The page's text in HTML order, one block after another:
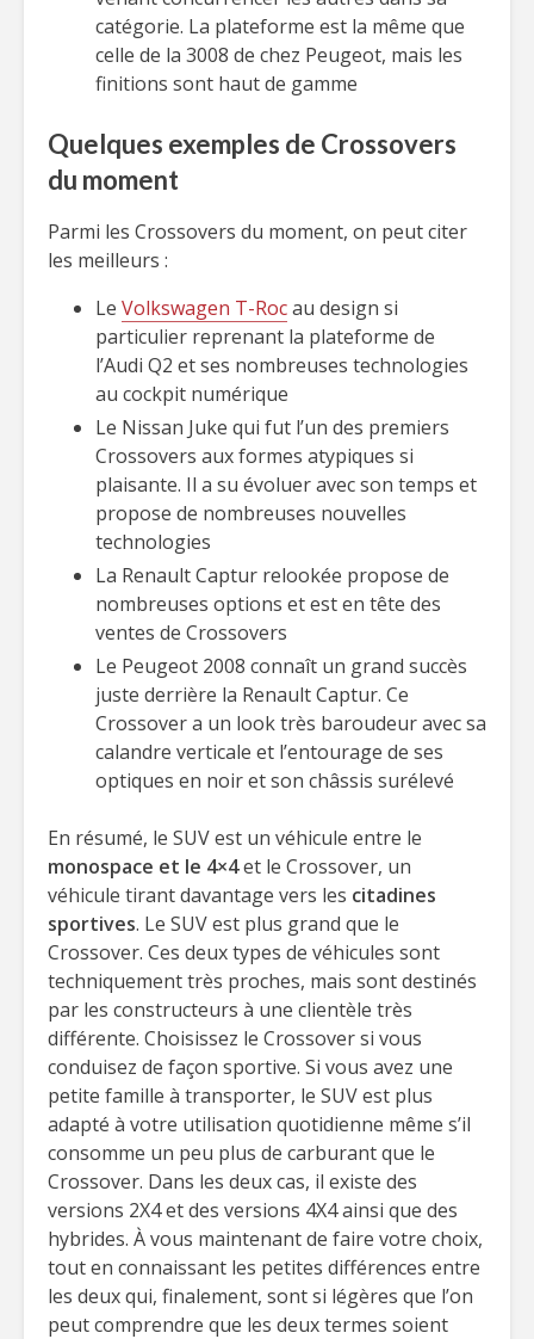
catégorie. La plateforme est la même que
celle de la 3008 de chez Peugeot, mais les
finitions sont haut de gamme
Quelques exemples de Crossovers
du moment
Parmi les Crossovers du moment, on peut citer
les meilleurs :
Le Volkswagen T-Rocau design si
particulier reprenant la plateforme de
l’Audi Q2 et ses nombreuses technologies
au cockpit numérique
Le Nissan Juke qui fut l’un des premiers
Crossovers aux formes atypiques si
plaisante. Il a su évoluer avec son temps et
propose de nombreuses nouvelles
technologies
La Renault Captur relookée propose de
nombreuses options et est en tête des
ventes de Crossovers
Le Peugeot 2008 connaît un grand succès
juste derrière la Renault Captur. Ce
Crossover a un look très baroudeur avec sa
calandre verticale et l’entourage de ses
optiques en noir et son châssis surélevé
En résumé, le SUV est un véhicule entre le
monospace et le 4×4et le Crossover, un
véhicule tirant davantage vers les citadines
sportives. Le SUV est plus grand que le
Crossover. Ces deux types de véhicules sont
techniquement très proches, mais sont destinés
par les constructeurs à une clientèle très
différente. Choisissez le Crossover si vous
conduisez de façon sportive. Si vous avez une
petite famille à transporter, le SUV est plus
adapté à votre utilisation quotidienne même s’il
consomme un peu plus de carburant que le
Crossover. Dans les deux cas, il existe des
versions 2X4 et des versions 4X4 ainsi que des
hybrides. À vous maintenant de faire votre choix,
tout en connaissant les petites différences entre
les deux qui, finalement, sont si légères que l’on
peut comprendre que les deux termes soient